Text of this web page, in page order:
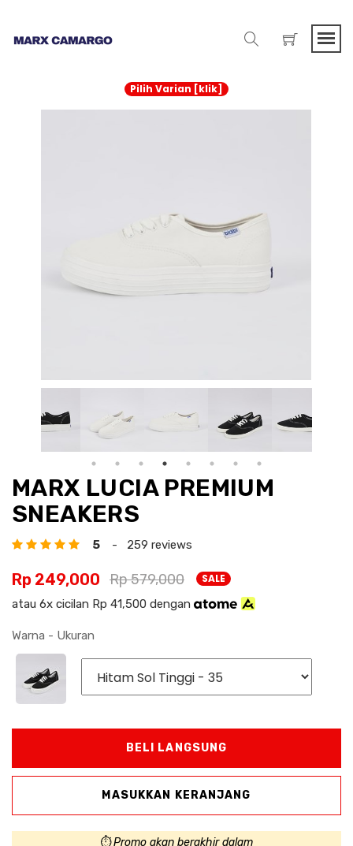
Pilih Varian [klik]
MARX LUCIA PREMIUM
SNEAKERS
5 - 259 reviews
Rp 249,000 Rp 579,000 SALE
atau 6x cicilan Rp 41,500 dengan
Warna - Ukuran
⏱️Promo akan berakhir dalam